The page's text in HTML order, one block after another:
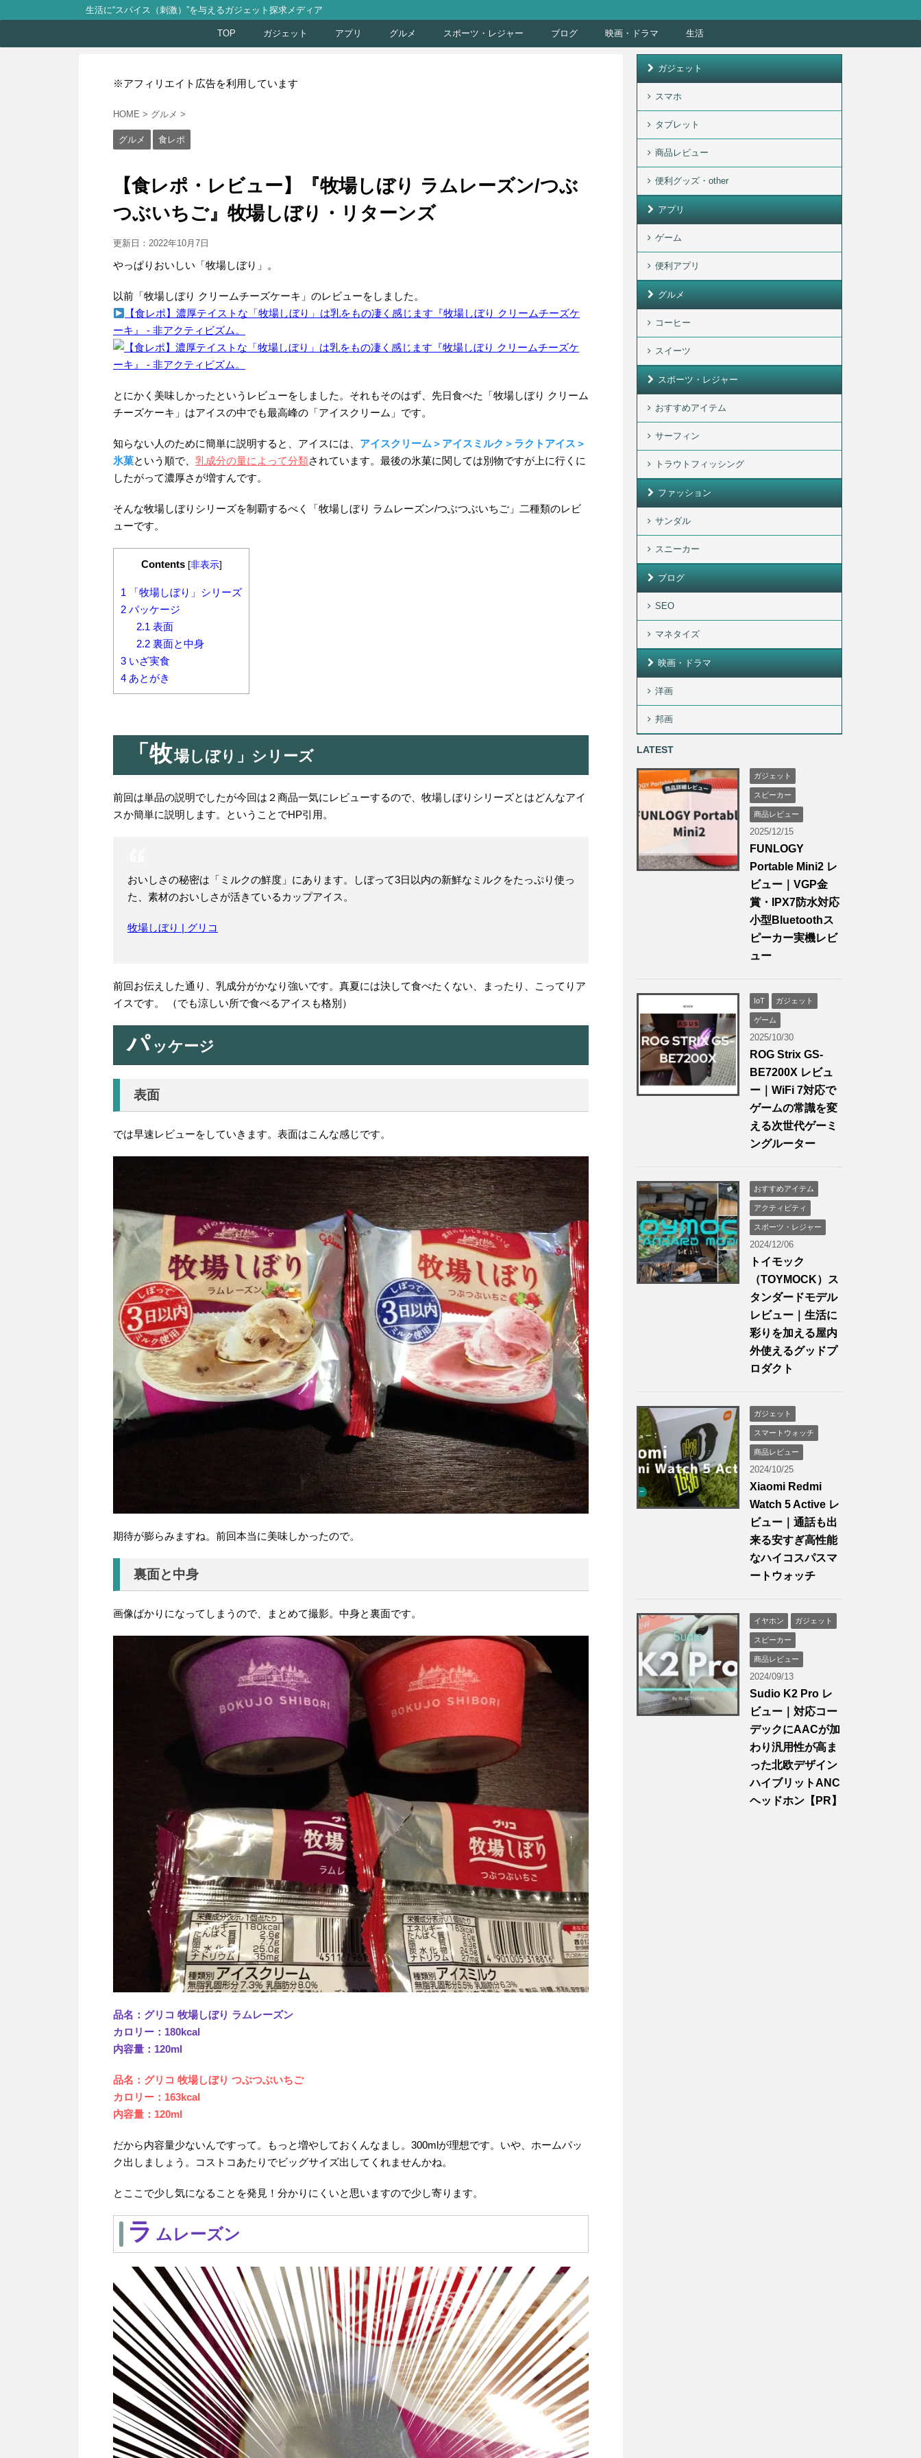
生活に“スパイス（刺激）”を与えるガジェット探求メディア
TOP ガジェット アプリ グルメ スポーツ・レジャー ブログ 映画・ドラマ 生活
※アフィリエイト広告を利用しています
HOME > グルメ >
グルメ 食レポ
【食レポ・レビュー】『牧場しぼり ラムレーズン/つぶ
つぶいちご』牧場しぼり・リターンズ
更新日： 2022年10月7日
やっぱりおいしい「牧場しぼり」。
以前「牧場しぼり クリームチーズケーキ」のレビューをしました。
【食レポ】濃厚テイストな「牧場しぼり」は乳をもの凄く感じます『牧場しぼり クリームチーズケ
ーキ』 - 非アクティビズム。
とにかく美味しかったというレビューをしました。それもそのはず、先日食べた「牧場しぼり クリーム
チーズケーキ」はアイスの中でも最高峰の「アイスクリーム」です。
知らない人のために簡単に説明すると、アイスには、 アイスクリーム＞アイスミルク＞ラクトアイス＞
氷菓という順で、 乳成分の量によって分類されています。最後の氷菓に関しては別物ですが上に行くに
したがって濃厚さが増すんです。
そんな牧場しぼりシリーズを制覇するべく「牧場しぼり ラムレーズン/つぶつぶいちご」二種類のレビ
ューです。
Contents [非表示]
1 「牧場しぼり」シリーズ
2 パッケージ
2.1 表面
2.2裏面と中身
3 いざ実食
4 あとがき
「牧場しぼり」シリーズ
前回は単品の説明でしたが今回は２商品一気にレビューするので、牧場しぼりシリーズとはどんなアイ
スか簡単に説明します。ということでHP引用。
おいしさの秘密は「ミルクの鮮度」にあります。しぼって3日以内の新鮮なミルクをたっぷり使っ
た、素材のおいしさが活きているカップアイス。
牧場しぼり | グリコ
前回お伝えした通り、乳成分がかなり強いです。真夏には決して食べたくない、まったり、こってりア
イスです。 （でも涼しい所で食べるアイスも格別）
パ ッケージ
表面
では早速レビューをしていきます。表面はこんな感じです。
期待が膨らみますね。前回本当に美味しかったので。
裏面と中身
画像ばかりになってしまうので、まとめて撮影。中身と裏面です。
品名：グリコ 牧場しぼり ラムレーズン
カロリー：180kcal
内容量：120ml
品名：グリコ 牧場しぼり つぶつぶいちご
カロリー：163kcal
内容量：120ml
だから内容量少ないんですって。もっと増やしておくんなまし。300mlが理想です。いや、ホームパッ
ク出しましょう。コストコあたりでビッグサイズ出してくれませんかね。
とここで少し気になることを発見！分かりにくいと思いますので少し寄ります。
ラ ムレーズン
ガジェット
スマホ
タブレット
商品レビュー
便利グッズ・other
アプリ
ゲーム
便利アプリ
グルメ
コーヒー
スイーツ
スポーツ・レジャー
おすすめアイテム
サーフィン
トラウトフィッシング
ファッション
サンダル
スニーカー
ブログ
SEO
マネタイズ
映画・ドラマ
洋画
邦画
LATEST
ガジェット
スピーカー
商品レビュー
2025/12/15
FUNLOGY
Portable Mini2 レ
ビュー｜VGP金
賞・IPX7防水対応
小型Bluetoothス
ピーカー実機レビ
ュー
IoT ガジェット
ゲーム
2025/10/30
ROG Strix GS-
BE7200X レビュ
ー｜WiFi 7対応で
ゲームの常識を変
える次世代ゲーミ
ングルーター
おすすめアイテム
アクティビティ
スポーツ・レジャー
2024/12/06
トイモック
（TOYMOCK）ス
タンダードモデル
レビュー｜生活に
彩りを加える屋内
外使えるグッドプ
ロダクト
ガジェット
スマートウォッチ
商品レビュー
2024/10/25
Xiaomi Redmi
Watch 5 Active レ
ビュー｜通話も出
来る安すぎ高性能
なハイコスパスマ
ートウォッチ
イヤホン ガジェット
スピーカー
商品レビュー
2024/09/13
Sudio K2 Pro レ
ビュー｜対応コー
デックにAACが加
わり汎用性が高ま
った北欧デザイン
ハイブリットANC
ヘッドホン【PR】